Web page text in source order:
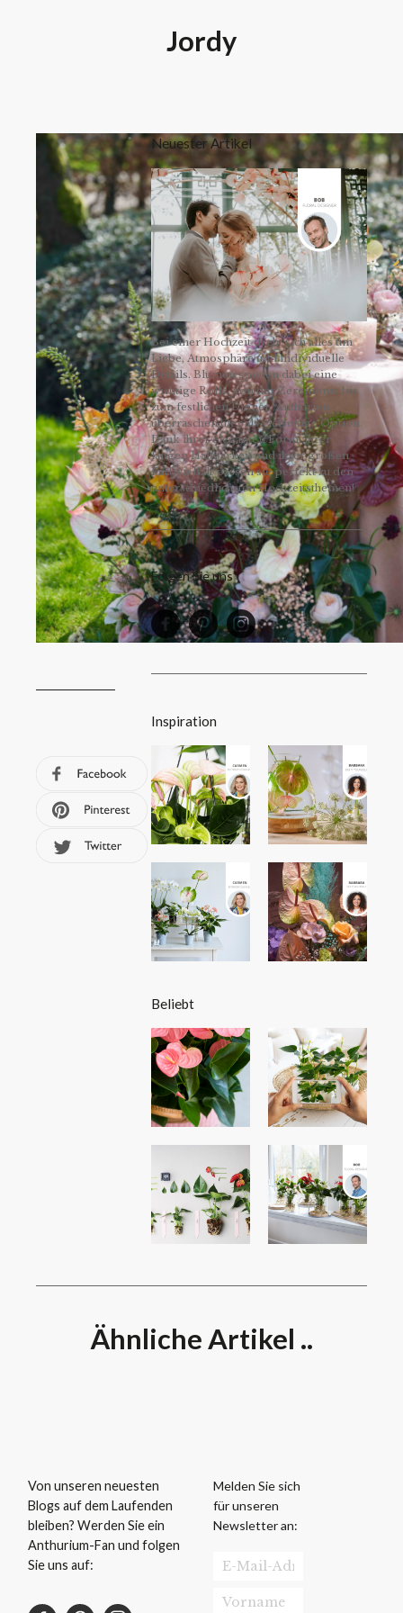
Jordy
Neuester Artikel
Bei einer Hochzeit dreht sich alles um
Liebe, Atmosphäre und individuelle
Details. Blumen spielen dabei eine
wichtige Rolle, von der Zeremonie bis
zum festlichen Dinner. Anthurien
überraschen hier als vielseitige Option.
Dank ihrer eleganten Form, ihrer
langen Haltbarkeit und ihrer großen
Farbvielfalt passen sie perfekt zu den
unterschiedlichsten Hochzeitsthemen!
Folgen Sie uns
Inspiration
Beliebt
Ähnliche Artikel ..
Von unseren neuesten
Blogs auf dem Laufenden
bleiben? Werden Sie ein
Anthurium-Fan und folgen
Sie uns auf:
Melden Sie sich
für unseren
Newsletter an: